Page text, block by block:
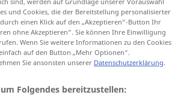
und Cookies, die der Bereitstellung personalisierter
einen Klick auf den „Akzeptieren“-Button Ihr
ohne Akzeptieren“. Sie können Ihre Einwilligung
Wenn Sie weitere Informationen zu den Cookies
auf den Button „Mehr Optionen“.
Sie ansonsten unserer Datenschutzerklärung.
Folgendes bereitzustellen: